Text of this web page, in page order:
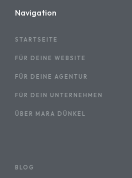
Navigation
STARTSEITE
FÜR DEINE WEBSITE
FÜR DEINE AGENTUR
FÜR DEIN UNTERNEHMEN
ÜBER MARA DÜNKEL
BLOG